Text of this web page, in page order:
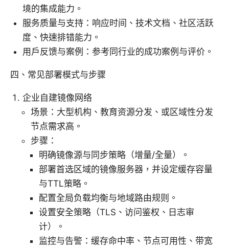
境的集成能力。
服务质量与支持：响应时间、技术文档、社区活跃
度、快速排错能力。
用户反馈与案例：参考同行业的成功案例与评价。
四、常见部署模式与步骤
企业自建镜像网络
场景：大型机构、教育资源分发、或区域性分发
节点需求高。
步骤：
明确镜像源与同步策略（增量/全量）。
部署首选区域的镜像服务器，并设定缓存容量
与TTL策略。
配置全局负载均衡与地域路由规则。
设置安全策略（TLS、访问鉴权、日志审
计）。
监控与告警：缓存命中率、节点可用性、带宽